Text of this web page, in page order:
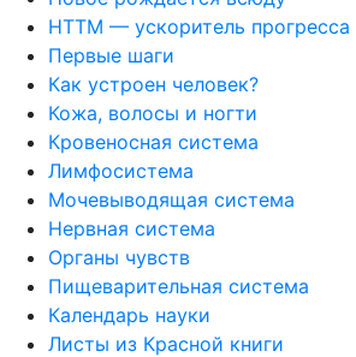
НТТМ — ускоритель прогресса
Первые шаги
Как устроен человек?
Кожа, волосы и ногти
Кровеносная система
Лимфосистема
Мочевыводящая система
Нервная система
Органы чувств
Пищеварительная система
Календарь науки
Листы из Красной книги